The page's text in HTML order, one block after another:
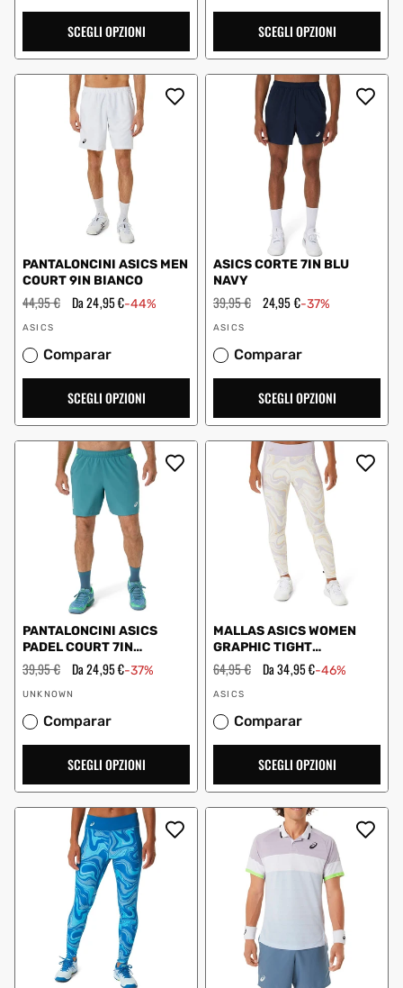
SCEGLI OPZIONI SCEGLI OPZIONI
PANTALONCINI ASICS MEN
COURT 9IN BIANCO
Prezzo
regolare
44,95 € Prezzo
scontato
Da 24,95 €-44%
Fornitore:
ASICS
Comparar
SCEGLI OPZIONI
ASICS CORTE 7IN BLU
NAVY
Prezzo
regolare
39,95 € Prezzo
scontato
24,95 €-37%
Fornitore:
ASICS
Comparar
SCEGLI OPZIONI
PANTALONCINI ASICS
PADEL COURT 7IN
AZZURRO ACQUA
Prezzo
regolare
39,95 € Prezzo
scontato
Da 24,95 €-37%
Fornitore:
UNKNOWN
Comparar
SCEGLI OPZIONI
MALLAS ASICS WOMEN
GRAPHIC TIGHT
2042A270 DONNA BIANCO
Prezzo
regolare
64,95 € Prezzo
scontato
Da 34,95 €-46%
Fornitore:
ASICS
Comparar
SCEGLI OPZIONI